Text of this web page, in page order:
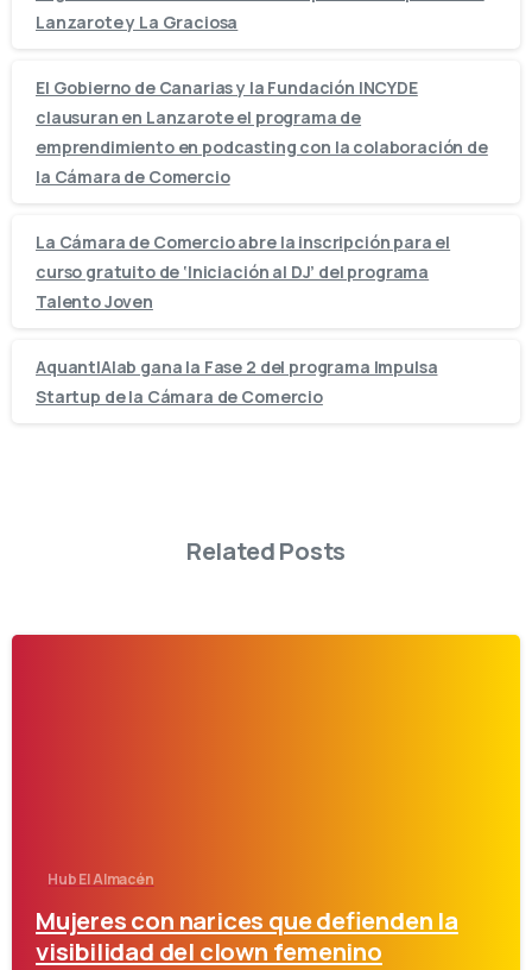
Lanzarote y La Graciosa
El Gobierno de Canarias y la Fundación INCYDE
clausuran en Lanzarote el programa de
emprendimiento en podcasting con la colaboración de
la Cámara de Comercio
La Cámara de Comercio abre la inscripción para el
curso gratuito de ‘Iniciación al DJ’ del programa
Talento Joven
AquantIAlab gana la Fase 2 del programa Impulsa
Startup de la Cámara de Comercio
Related Posts
Hub El Almacén
Mujeres con narices que defienden la
visibilidad del clown femenino